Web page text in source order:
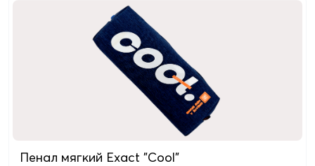
Пенал мягкий Exact "Cool"